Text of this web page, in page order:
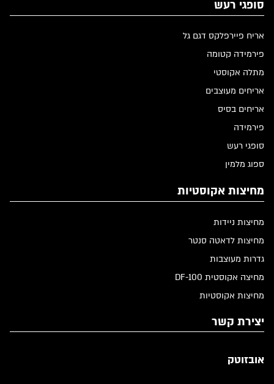
סופגי רעש
אריח פיירפלקס דגם גל
פירמידה קטומה
מתלה אקוסטי
אריחים מעוצבים
אריחים בסיס
פירמידה
סופגי רעש
ספוג מלמין
מחיצות אקוסטיות
מחיצות ניידות
מחיצות לדאטה סנטר
גדרות מעוצבות
מחיצה אקוסטית DF-100
מחיצות אקוסטיות
יצירת קשר
אובזוטק